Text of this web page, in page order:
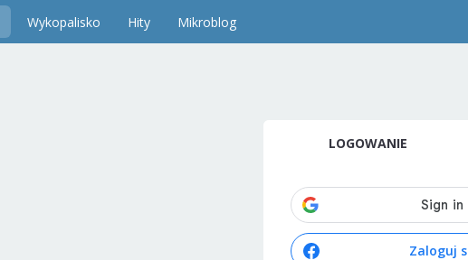
Wykopalisko Hity Mikroblog
LOGOWANIE
Zaloguj